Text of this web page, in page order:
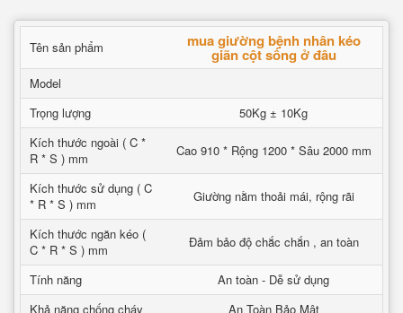
Tên sản phẩm mua giường bệnh nhân kéo
giãn cột sống ở đâu
Model
Trọng lượng
50Kg ± 10Kg
Kích thước ngoài ( C *
R * S ) mm
Cao 910 * Rộng 1200 * Sâu 2000 mm
Kích thước sử dụng ( C
* R * S ) mm
Giường nằm thoải mái, rộng rãi
Kích thước ngăn kéo (
C * R * S ) mm
Đảm bảo độ chắc chắn , an toàn
Tính năng
An toàn - Dễ sử dụng
Khả năng chống cháy
An Toàn Bảo Mật